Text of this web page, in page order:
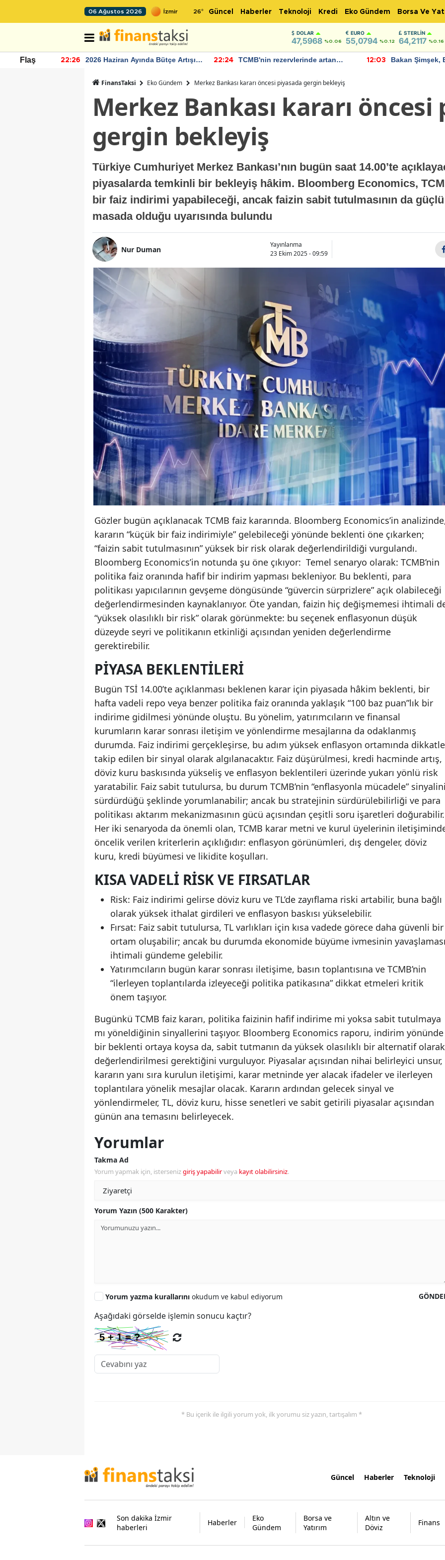
06 Ağustos 2026 26° Güncel Haberler Teknoloji Kredi Eko Gündem Borsa Ve
DOLAR
47,5968 %0.06
EURO
55,0794 %0.12
STERLIN
64,2117 %0.16
Flaş 22:26
2026 Haziran Ayında Bütçe Artışı
22:24
TCMB'nin rezervlerinde artan
12:03
Bakan Şimşek,
FinansTaksi Eko Gündem Merkez Bankası kararı öncesi piyasada gergin bekleyiş
Merkez Bankası kararı öncesi
gergin bekleyiş
Türkiye Cumhuriyet Merkez Bankası’nın bugün saat 14.00’te
piyasalarda temkinli bir bekleyiş hâkim. Bloomberg Economics,
bir faiz indirimi yapabileceği, ancak faizin sabit tutulmasının da
masada olduğu uyarısında bulundu
Nur Duman
Yayınlanma
23 Ekim 2025 - 09:59
Gözler bugün açıklanacak TCMB faiz kararında. Bloomberg Economics’in
kararın “küçük bir faiz indirimiyle” gelebileceği yönünde beklenti öne çıkarken;
“faizin sabit tutulmasının” yüksek bir risk olarak değerlendirildiği vurgulandı.
Bloomberg Economics’in notunda şu öne çıkıyor: Temel senaryo olarak: TCMB’nin
politika faiz oranında hafif bir indirim yapması bekleniyor. Bu beklenti, para
politikası yapıcılarının gevşeme döngüsünde “güvercin sürprizlere” açık olabileceği
değerlendirmesinden kaynaklanıyor. Öte yandan, faizin hiç değişmemesi ihtimali
“yüksek olasılıklı bir risk” olarak görünmekte: bu seçenek enflasyonun düşük
düzeyde seyri ve politikanın etkinliği açısından yeniden değerlendirme
gerektirebilir.
PIYASA BEKLENTILERI
Bugün TSİ 14.00’te açıklanması beklenen karar için piyasada hâkim beklenti, bir
hafta vadeli repo veya benzer politika faiz oranında yaklaşık “100 baz puan”lık bir
indirime gidilmesi yönünde oluştu. Bu yönelim, yatırımcıların ve finansal
kurumların karar sonrası iletişim ve yönlendirme mesajlarına da odaklanmış
durumda. Faiz indirimi gerçekleşirse, bu adım yüksek enflasyon ortamında dikkatle
takip edilen bir sinyal olarak algılanacaktır. Faiz düşürülmesi, kredi hacminde artış,
döviz kuru baskısında yükseliş ve enflasyon beklentileri üzerinde yukarı yönlü risk
yaratabilir. Faiz sabit tutulursa, bu durum TCMB’nin “enflasyonla mücadele”
sürdürdüğü şeklinde yorumlanabilir; ancak bu stratejinin sürdürülebilirliği ve para
politikası aktarım mekanizmasının gücü açısından çeşitli soru işaretleri doğurabilir.
Her iki senaryoda da önemli olan, TCMB karar metni ve kurul üyelerinin
öncelik verilen kriterlerin açıklığıdır: enflasyon görünümleri, dış dengeler, döviz
kuru, kredi büyümesi ve likidite koşulları.
KISA VADELI RISK VE FIRSATLAR
Risk: Faiz indirimi gelirse döviz kuru ve TL’de zayıflama riski artabilir, buna bağlı
olarak yüksek ithalat girdileri ve enflasyon baskısı yükselebilir.
Fırsat: Faiz sabit tutulursa, TL varlıkları için kısa vadede görece daha güvenli bir
ortam oluşabilir; ancak bu durumda ekonomide büyüme ivmesinin
ihtimali gündeme gelebilir.
Yatırımcıların bugün karar sonrası iletişime, basın toplantısına ve TCMB’nin
“ilerleyen toplantılarda izleyeceği politika patikasına” dikkat etmeleri kritik
önem taşıyor.
Bugünkü TCMB faiz kararı, politika faizinin hafif indirime mi yoksa sabit tutulmaya
mı yöneldiğinin sinyallerini taşıyor. Bloomberg Economics raporu, indirim yönünde
bir beklenti ortaya koysa da, sabit tutmanın da yüksek olasılıklı bir alternatif olarak
değerlendirilmesi gerektiğini vurguluyor. Piyasalar açısından nihai belirleyici unsur,
kararın yanı sıra kurulun iletişimi, karar metninde yer alacak ifadeler ve ilerleyen
toplantılara yönelik mesajlar olacak. Kararın ardından gelecek sinyal ve
yönlendirmeler, TL, döviz kuru, hisse senetleri ve sabit getirili piyasalar açısından
günün ana tema­sını belirleyecek.
Yorumlar
Takma Ad
Yorum yapmak için, istersenizgiriş yapabilirveya kayıt olabilirsiniz.
Yorum Yazın (500 Karakter)
Yorum yazma kurallarını okudum ve kabul ediyorum
Aşağıdaki görselde işlemin sonucu kaçtır?
* Bu içerik ile ilgili yorum yok, ilk yorumu siz yazın, tartışalım *
Güncel Haberler Teknoloji
Son dakika İzmir
haberleri
Haberler
Eko
Gündem
Borsa ve
Yatırım
Altın ve
Döviz
Finans